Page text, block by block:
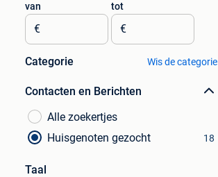
van
€
tot
€
Categorie Wis de categorie
Contacten en Berichten
Alle zoekertjes
Huisgenoten gezocht
18
Taal